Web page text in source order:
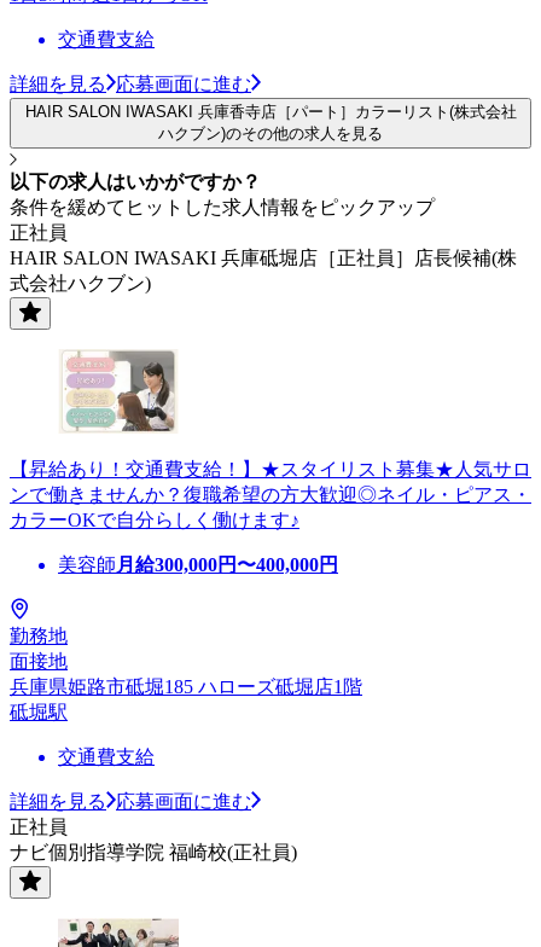
交通費支給
詳細を見る 応募画面に進む
HAIR SALON IWASAKI 兵庫香寺店［パート］カラーリスト(株式会社
ハクブン)のその他の求人を見る
以下の求人はいかがですか？
条件を緩めてヒットした求人情報をピックアップ
正社員
HAIR SALON IWASAKI 兵庫砥堀店［正社員］店長候補(株
式会社ハクブン)
【昇給あり！交通費支給！】★スタイリスト募集★人気サロ
ンで働きませんか？復職希望の方大歓迎◎ネイル・ピアス・
カラーOKで自分らしく働けます♪
美容師 月給300,000円〜400,000円
勤務地
面接地
兵庫県姫路市砥堀185 ハローズ砥堀店1階
砥堀駅
交通費支給
詳細を見る
応募画面に進む
正社員
ナビ個別指導学院 福崎校(正社員)